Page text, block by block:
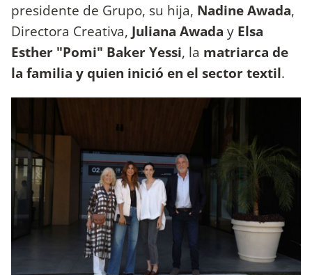
presidente de Grupo, su hija, Nadine Awada,
Directora Creativa, Juliana Awada y Elsa
Esther "Pomi" Baker Yessi, la matriarca de
la familia y quien inició en el sector textil.